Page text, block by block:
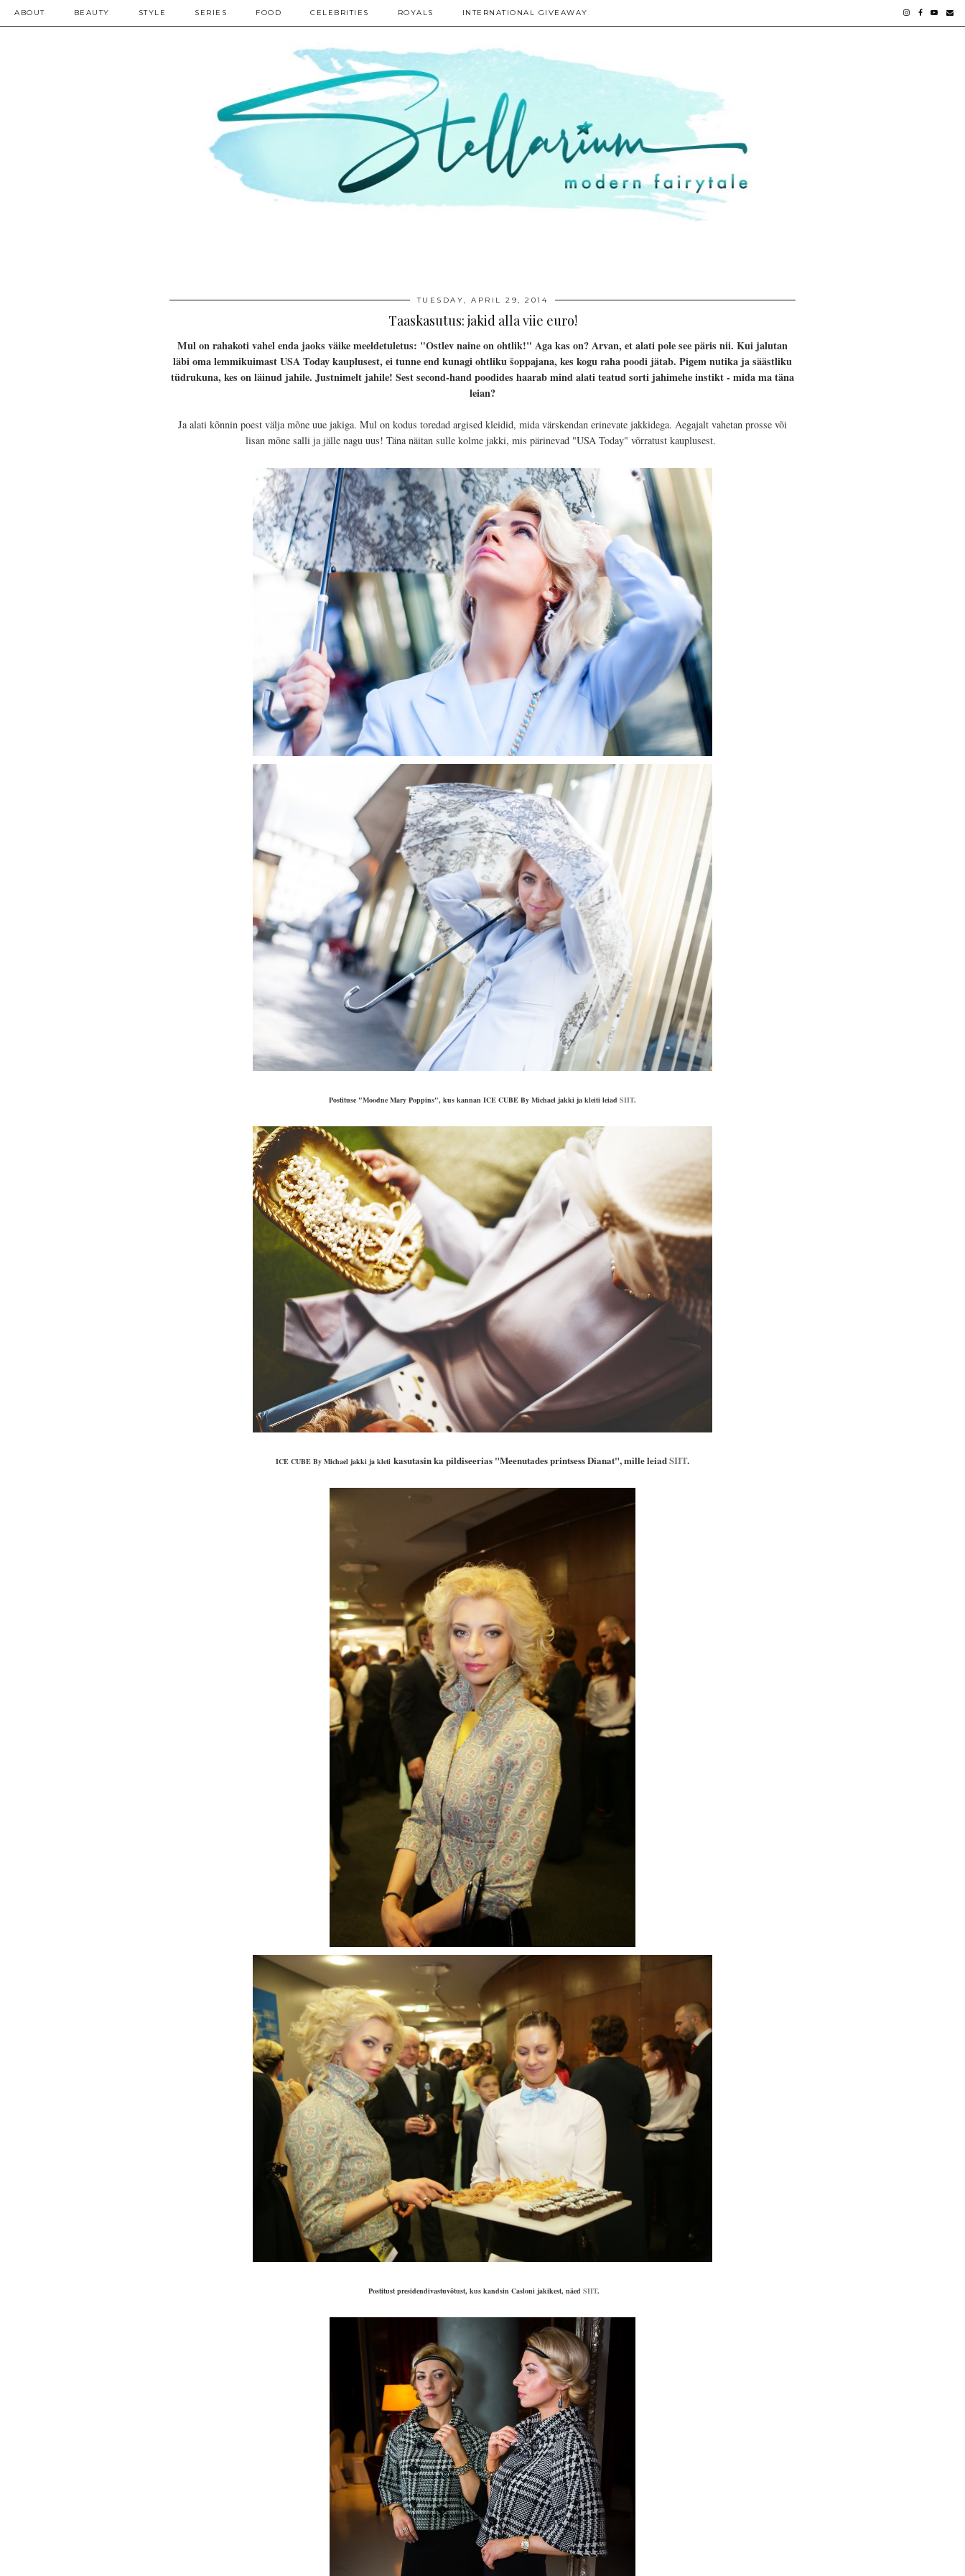
ABOUT BEAUTY STYLE SERIES FOOD CELEBRITIES ROYALS INTERNATIONAL GIVEAWAY
TUESDAY, APRIL 29, 2014
Taaskasutus: jakid alla viie euro!
Mul on rahakoti vahel enda jaoks väike meeldetuletus: "Ostlev naine on ohtlik!" Aga kas on? Arvan, et alati pole see päris nii. Kui jalutan
läbi oma lemmikuimast USA Today kauplusest, ei tunne end kunagi ohtliku šoppajana, kes kogu raha poodi jätab. Pigem nutika ja säästliku
tüdrukuna, kes on läinud jahile. Justnimelt jahile! Sest second-hand poodides haarab mind alati teatud sorti jahimehe instikt - mida ma täna
leian?
Ja alati kõnnin poest välja mõne uue jakiga. Mul on kodus toredad argised kleidid, mida värskendan erinevate jakkidega. Aegajalt vahetan prosse või
lisan mõne salli ja jälle nagu uus! Täna näitan sulle kolme jakki, mis pärinevad "USA Today" võrratust kauplusest.
Postituse "Moodne Mary Poppins", kus kannan ICE CUBE By Michael jakki ja kleiti leiad SIIT.
ICE CUBE By Michael jakki ja kleti kasutasin ka pildiseerias "Meenutades printsess Dianat", mille leiadSIIT.
Postitust presidendivastuvõtust, kus kandsin Casloni jakikest, näed SIIT.